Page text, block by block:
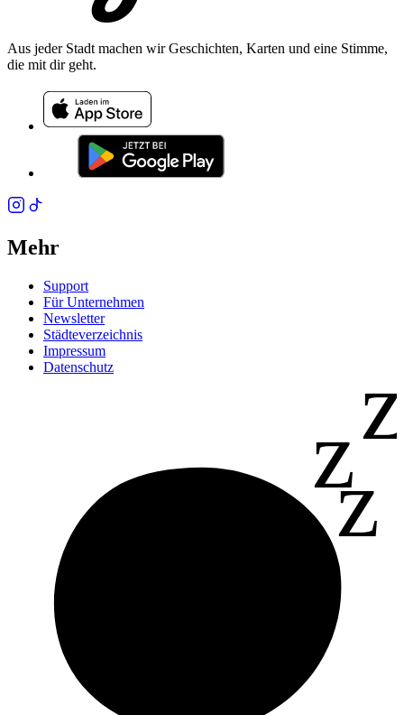
Aus jeder Stadt machen wir Geschichten, Karten und eine Stimme,
die mit dir geht.
Mehr
Support
Für Unternehmen
Newsletter
Städteverzeichnis
Impressum
Datenschutz
zz
z